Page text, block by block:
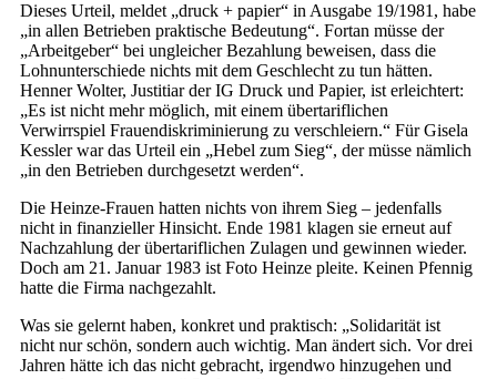
Dieses Urteil, meldet „druck + papier“ in Ausgabe 19/1981, habe
„in allen Betrieben praktische Bedeutung“. Fortan müsse der
„Arbeitgeber“ bei ungleicher Bezahlung beweisen, dass die
Lohnunterschiede nichts mit dem Geschlecht zu tun hätten.
Henner Wolter, Justitiar der IG Druck und Papier, ist erleichtert:
„Es ist nicht mehr möglich, mit einem übertariflichen
Verwirrspiel Frauendiskriminierung zu verschleiern.“ Für Gisela
Kessler war das Urteil ein „Hebel zum Sieg“, der müsse nämlich
„in den Betrieben durchgesetzt werden“.
Die Heinze-Frauen hatten nichts von ihrem Sieg – jedenfalls
nicht in finanzieller Hinsicht. Ende 1981 klagen sie erneut auf
Nachzahlung der übertariflichen Zulagen und gewinnen wieder.
Doch am 21. Januar 1983 ist Foto Heinze pleite. Keinen Pfennig
hatte die Firma nachgezahlt.
Was sie gelernt haben, konkret und praktisch: „Solidarität ist
nicht nur schön, sondern auch wichtig. Man ändert sich. Vor drei
Jahren hätte ich das nicht gebracht, irgendwo hinzugehen und